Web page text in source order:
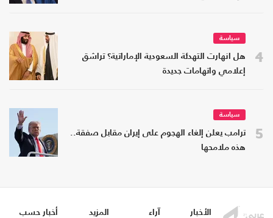
4
سياسة
هل انهارت التهدئة السعودية الإماراتية؟ تراشق
إعلامي واتهامات جديدة
5
سياسة
ترامب يعلن إلغاء الهجوم على إيران مقابل صفقة..
هذه ملامحها
الأخبار آراء المزيد أخبار حسب